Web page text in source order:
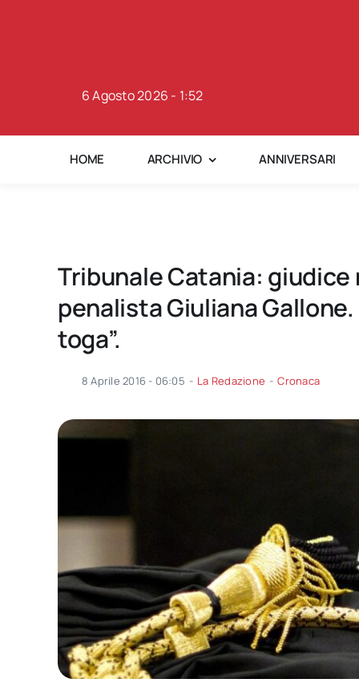
6 Agosto 2026 - 1:52
HOME ARCHIVIO ANNIVERSARI
Tribunale Catania:
penalista Giuliana
toga”.
8 Aprile 2016 - 06:05 - La Redazione - Cronaca